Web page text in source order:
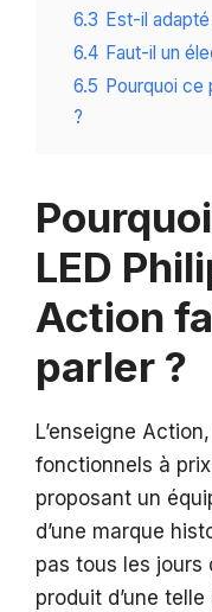
6.3 Est-il
6.4 Faut-il un
6.5 Pourquoi ce
?
LED
Action
parler ?
L’enseigne
fonctionnels à
proposant un
d’une marque
pas tous les jours
produit d’une